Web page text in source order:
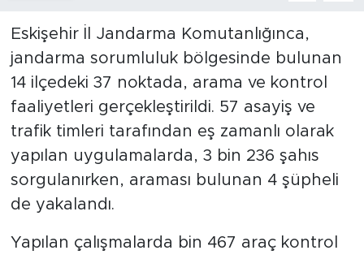
Eskişehir İl Jandarma Komutanlığınca,
jandarma sorumluluk bölgesinde bulunan
14 ilçedeki 37 noktada, arama ve kontrol
faaliyetleri gerçekleştirildi. 57 asayiş ve
trafik timleri tarafından eş zamanlı olarak
yapılan uygulamalarda, 3 bin 236 şahıs
sorgulanırken, araması bulunan 4 şüpheli
de yakalandı.
Yapılan çalışmalarda bin 467 araç kontrol